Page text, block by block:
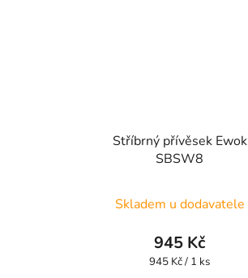
Stříbrný přívěsek Ewok
SBSW8
Skladem u dodavatele
945 Kč
Měrná
945 Kč / 1 ks